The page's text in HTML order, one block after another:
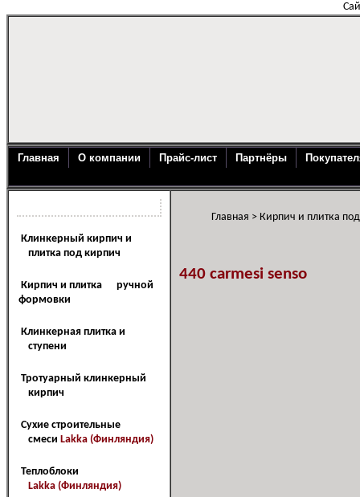
Главная О компании Прайс-лист Партнёры
Клинкерный кирпич и
плитка под кирпич
Кирпич и плитка ручной
формовки
Клинкерная плитка и
ступени
Тротуарный клинкерный
кирпич
Сухие строительные
смеси Lakka (Финляндия)
Теплоблоки
Lakka (Финляндия)
Главная > Кирпич и плитка
440 carmesi senso